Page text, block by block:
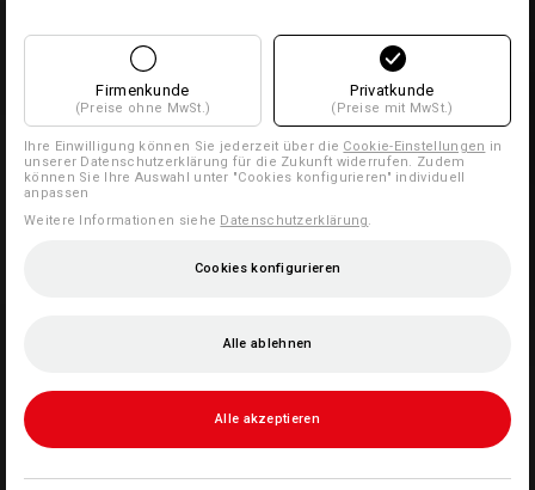
Firmenkunde
(Preise ohne MwSt.)
Privatkunde
(Preise mit MwSt.)
Ihre Einwilligung können Sie jederzeit über die Cookie-Einstellungen in
unserer Datenschutzerklärung für die Zukunft widerrufen. Zudem
können Sie Ihre Auswahl unter "Cookies konfigurieren" individuell
anpassen
Weitere Informationen siehe Datenschutzerklärung.
Cookies konfigurieren
Alle ablehnen
Alle akzeptieren